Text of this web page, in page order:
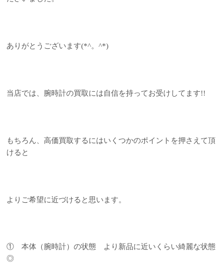
ありがとうございます(*^。^*)
当店では、腕時計の買取には自信を持ってお受けしてます!!
もちろん、高価買取するにはいくつかのポイントを押さえて頂
けると
よりご希望に近づけると思います。
① 本体（腕時計）の状態 より新品に近いくらい綺麗な状態
◎